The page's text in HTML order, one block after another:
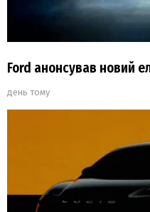
Ford анонсував новий
день тому